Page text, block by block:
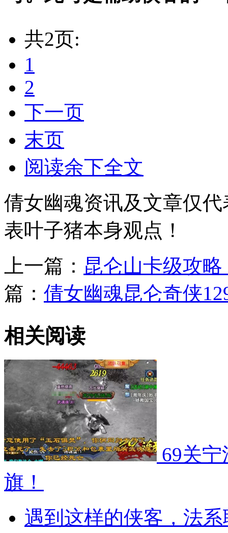
共2页:
1
2
下一页
末页
阅读余下全文
倩女幽魂资讯及文章仅
表叶子猪本身观点！
上一篇： 昆仑山卡级攻
篇： 倩女幽魂昆仑奇侠
相关阅读
69关
旗！
遇到这样的侠客，法